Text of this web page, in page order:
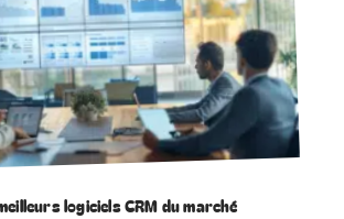
logiciels CRM du marché